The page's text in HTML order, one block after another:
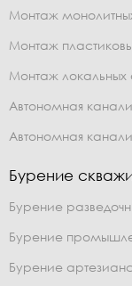
Монтаж
Монтаж
Монтаж локальных
Автономная
Автономная
Бурение
Бурение
Бурение
Бурение